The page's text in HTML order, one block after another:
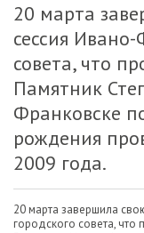
20 марта
сессия
совета, что
Памятник
Франковске
рождения
2009 года.
20 марта завершила
городского совета, что